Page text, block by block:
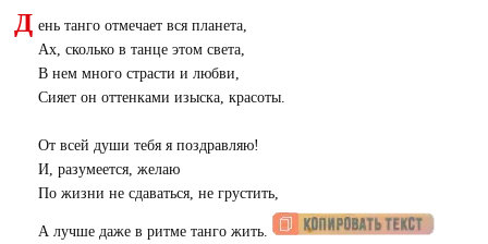
Д ень танго отмечает вся планета,
Ах, сколько в танце этом света,
В нем много страсти и любви,
Сияет он оттенками изыска, красоты.
От всей души тебя я поздравляю!
И, разумеется, желаю
По жизни не сдаваться, не грустить,
А лучше даже в ритме танго жить.